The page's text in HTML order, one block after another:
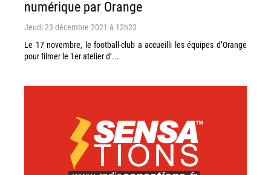
numérique par Orange
Jeudi 23 décembre 2021 à 12h23
Le 17 novembre, le football-club a accueilli les équipes d’Orange
pour filmer le 1er atelier d’...